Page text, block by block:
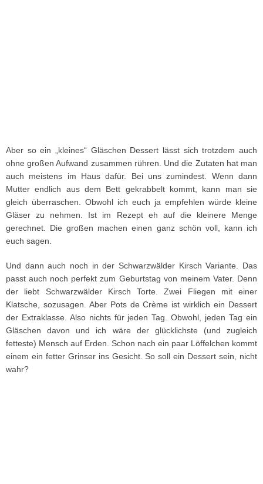
Aber so ein „kleines“ Gläschen Dessert lässt sich trotzdem auch
ohne großen Aufwand zusammen rühren. Und die Zutaten hat man
auch meistens im Haus dafür. Bei uns zumindest. Wenn dann
Mutter endlich aus dem Bett gekrabbelt kommt, kann man sie
gleich überraschen. Obwohl ich euch ja empfehlen würde kleine
Gläser zu nehmen. Ist im Rezept eh auf die kleinere Menge
gerechnet. Die großen machen einen ganz schön voll, kann ich
euch sagen.
Und dann auch noch in der Schwarzwälder Kirsch Variante. Das
passt auch noch perfekt zum Geburtstag von meinem Vater. Denn
der liebt Schwarzwälder Kirsch Torte. Zwei Fliegen mit einer
Klatsche, sozusagen. Aber Pots de Crème ist wirklich ein Dessert
der Extraklasse. Also nichts für jeden Tag. Obwohl, jeden Tag ein
Gläschen davon und ich wäre der glücklichste (und zugleich
fetteste) Mensch auf Erden. Schon nach ein paar Löffelchen kommt
einem ein fetter Grinser ins Gesicht. So soll ein Dessert sein, nicht
wahr?